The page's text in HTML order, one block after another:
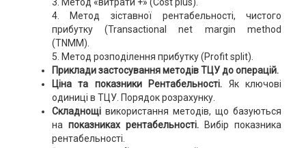
3. Метод «витрати +» (Cost plus).
4. Метод зіставної рентабельності, чистого
прибутку (Transactional net margin method
(TNMM).
5. Метод розподілення прибутку (Profit split).
Прикладизастосування методів ТЦУ до операцій.
Ціна та показники Рентабельності. Як ключові
одиниці в ТЦУ. Порядок розрахунку.
Складнощі використання методів, що базуються
на показниках рентабельності.
Вибір показника
рентабельності.